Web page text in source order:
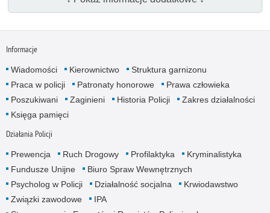
Informacje
Wiadomości Kierownictwo
Struktura garnizonu
Praca w policji
Patronaty honorowe
Prawa człowieka
Poszukiwani
Zaginieni Historia Policji
Zakres działalności
Księga pamięci
Działania Policji
Prewencja Ruch Drogowy Profilaktyka
Kryminalistyka
Fundusze Unijne
Biuro Spraw Wewnętrznych
Psycholog w Policji
Działalność socjalna
Krwiodawstwo
Związki zawodowe
IPA